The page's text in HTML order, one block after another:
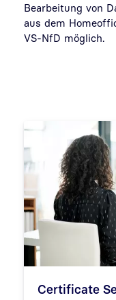
Bearbeitung von
aus dem
VS-NfD möglich.
Certificate